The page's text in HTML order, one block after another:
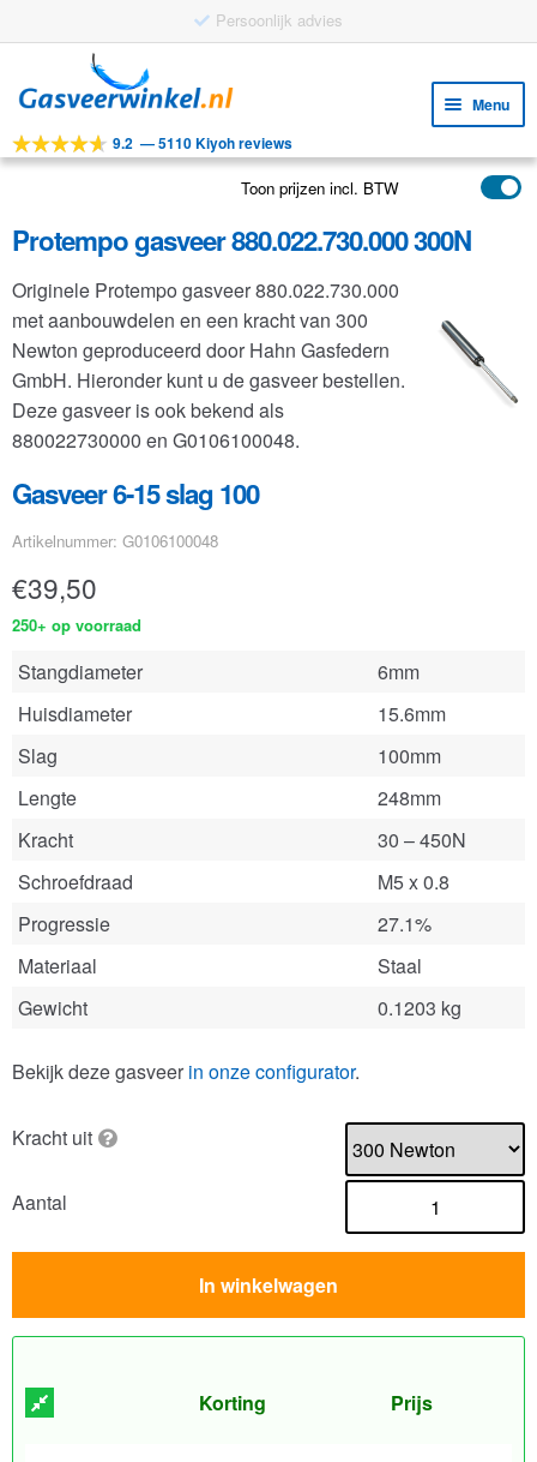
door
navigatie
naar
inhoud
Menu
Tools
Toepassingen
Klantenservice
FAQ
9.2 —5110 Kiyoh reviews
Toon prijzen incl. BTW
Protempo gasveer 880.022.730.000 300N
Originele Protempo gasveer 880.022.730.000
met aanbouwdelen en een kracht van 300
Newton geproduceerd door Hahn Gasfedern
GmbH. Hieronder kunt u de gasveer bestellen.
Deze gasveer is ook bekend als
880022730000 en G0106100048.
Gasveer 6-15 slag 100
Artikelnummer: G0106100048
€39,50
250+ op voorraad
Stangdiameter
6mm
Huisdiameter
15.6mm
Slag
100mm
Lengte
248mm
Kracht
30 – 450N
Schroefdraad
M5 x 0.8
Progressie
27.1%
Materiaal
Staal
Gewicht
0.1203 kg
Bekijk deze gasveer in onze configurator.
Kracht uit
Aantal
In winkelwagen
Korting Prijs